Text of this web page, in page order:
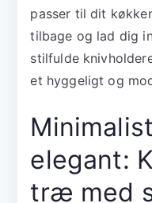
passer til dit
tilbage og lad dig
stilfulde
et hyggeligt og
elegant:
træ med